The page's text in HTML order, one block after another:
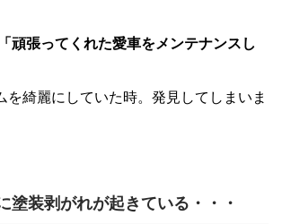
「頑張ってくれた愛車をメンテナンスし
を綺麗にしていた時。発見してしまいま
塗装剥がれが起きている・・・